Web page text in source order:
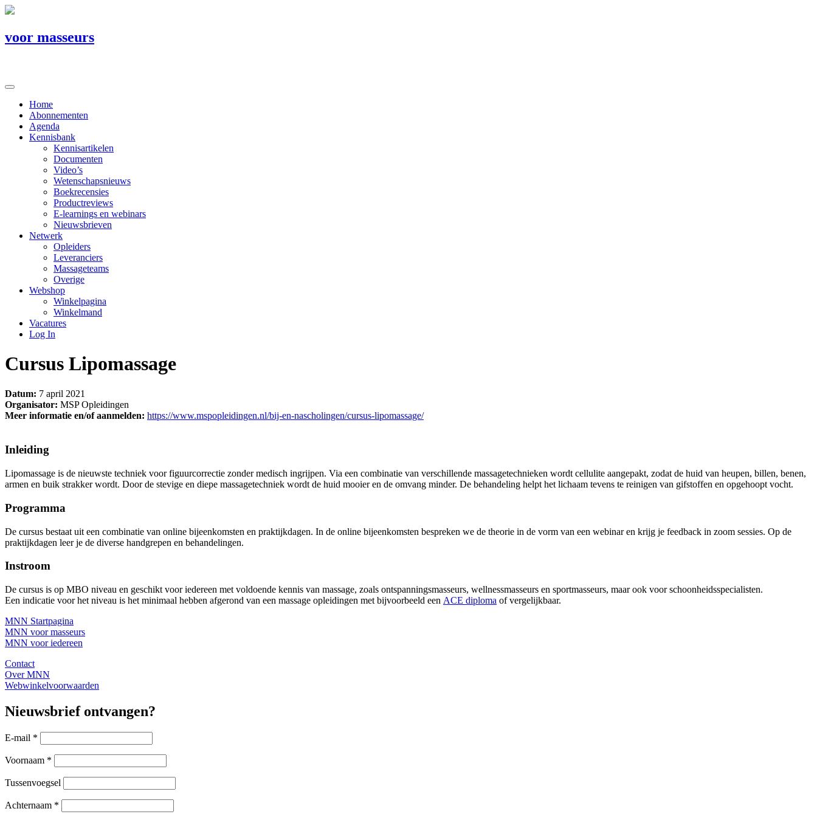
voor masseurs
Home
Abonnementen
Agenda
Kennisbank
Kennisartikelen
Documenten
Video’s
Wetenschapsnieuws
Boekrecensies
Productreviews
E-learnings en webinars
Nieuwsbrieven
Netwerk
Opleiders
Leveranciers
Massageteams
Overige
Webshop
Winkelpagina
Winkelmand
Vacatures
Log In
Cursus Lipomassage
Datum: 7 april 2021
Organisator: MSP Opleidingen
Meer informatie en/of aanmelden: https://www.mspopleidingen.nl/bij-en-nascholingen/cursus-lipomassage/
Inleiding
Lipomassage is de nieuwste techniek voor figuurcorrectie zonder medisch ingrijpen. Via een combinatie van verschillende massagetechnieken wordt cellulite aangepakt, zodat de huid van heupen, billen, benen,
armen en buik strakker wordt. Door de stevige en diepe massagetechniek wordt de huid mooier en de omvang minder. De behandeling helpt het lichaam tevens te reinigen van gifstoffen en opgehoopt vocht.
Programma
De cursus bestaat uit een combinatie van online bijeenkomsten en praktijkdagen. In de online bijeenkomsten bespreken we de theorie in de vorm van een webinar en krijg je feedback in zoom sessies. Op de
praktijkdagen leer je de diverse handgrepen en behandelingen.
Instroom
De cursus is op MBO niveau en geschikt voor iedereen met voldoende kennis van massage, zoals ontspanningsmasseurs, wellnessmasseurs en sportmasseurs, maar ook voor schoonheidsspecialisten.
Een indicatie voor het niveau is het minimaal hebben afgerond van een massage opleidingen met bijvoorbeeld een ACE diploma of vergelijkbaar.
MNN Startpagina
MNN voor masseurs
MNN voor iedereen
Contact
Over MNN
Webwinkelvoorwaarden
Nieuwsbrief ontvangen?
E-mail *
Voornaam *
Tussenvoegsel
Achternaam *